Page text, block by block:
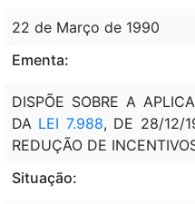
22 de Março de 1990
Ementa:
DISPÕE SOBRE A
DA LEI 7.988, DE 28/12/
REDUÇÃO DE
Situação: